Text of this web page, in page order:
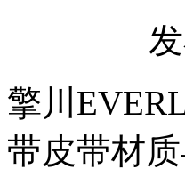
擎川
带皮带材